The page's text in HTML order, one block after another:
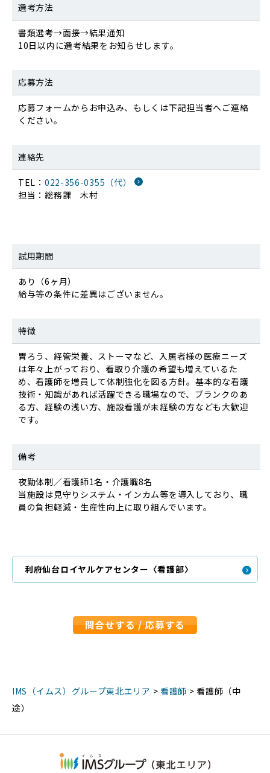
選考方法
書類選考→面接→結果通知
10日以内に選考結果をお知らせします。
応募方法
応募フォームからお申込み、もしくは下記担当者へご連絡
ください。
連絡先
TEL： 022-356-0355（代）
担当：総務課 木村
試用期間
あり（6ヶ月）
給与等の条件に差異はございません。
特徴
胃ろう、経管栄養、ストーマなど、入居者様の医療ニーズ
は年々上がっており、看取り介護の希望も増えているた
め、看護師を増員して体制強化を図る方針。基本的な看護
技術・知識があれば活躍できる職場なので、ブランクのあ
る方、経験の浅い方、施設看護が未経験の方なども大歓迎
です。
備考
夜勤体制／看護師1名・介護職8名
当施設は見守りシステム・インカム等を導入しており、職
員の負担軽減・生産性向上に取り組んでいます。
利府仙台ロイヤルケアセンター〈看護部〉
問合せする / 応募する
IMS（イムス）グループ東北エリア >看護師 >看護師（中
途）